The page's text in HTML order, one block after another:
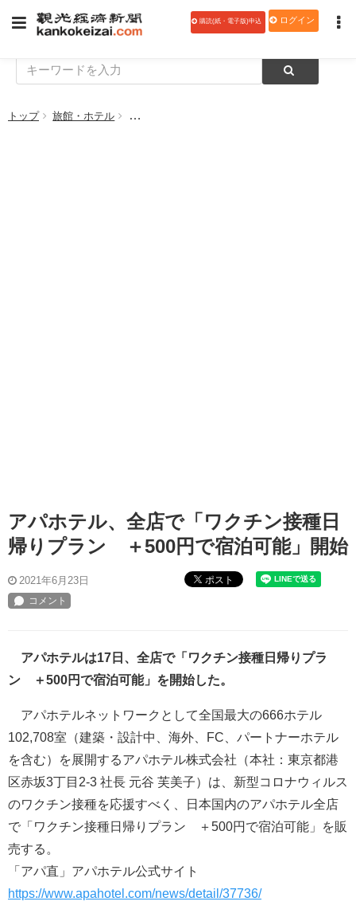
購読(紙・電子版)申込 ログイン
トップ 旅館・ホテル アパホテル、全店で「ワクチン接種日帰りプラ
アパホテル、全店で「ワクチン接種日
帰りプラン ＋500円で宿泊可能」開始
2021年6月23日 ポスト
アパホテルは17日、全店で「ワクチン接種日帰りプラ
ン ＋500円で宿泊可能」を開始した。
アパホテルネットワークとして全国最大の666ホテル
102,708室（建築・設計中、海外、FC、パートナーホテル
を含む）を展開するアパホテル株式会社（本社：東京都港
区赤坂3丁目2‐3 社長 元谷 芙美子）は、新型コロナウィルス
のワクチン接種を応援すべく、日本国内のアパホテル全店
で「ワクチン接種日帰りプラン ＋500円で宿泊可能」を販
売する。
「アパ直」アパホテル公式サイト
https://www.apahotel.com/news/detail/37736/